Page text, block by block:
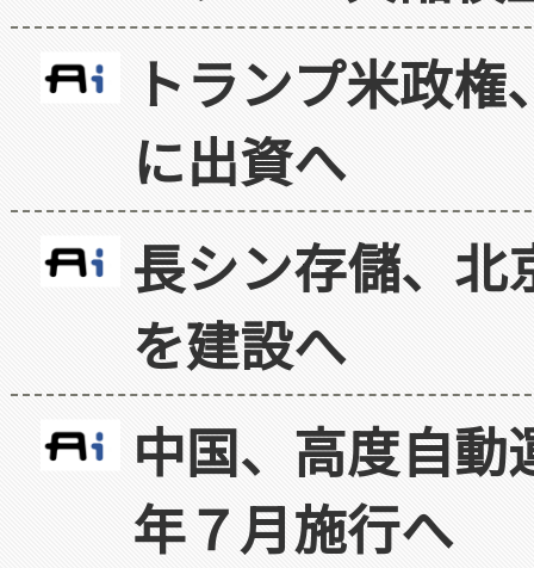
トランプ米政
に出資へ
長シン存儲、北
を建設へ
中国、高度自
年７月施行へ